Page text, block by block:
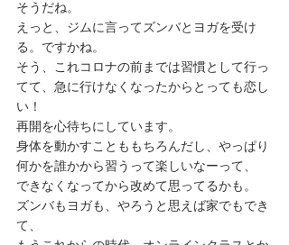
そうだね。
えっと、ジムに言ってズンバとヨガを受け
る。ですかね。
そう、これコロナの前までは習慣として行っ
てて、急に行けなくなったからとっても恋し
い！
再開を心待ちにしています。
身体を動かすことももちろんだし、やっぱり
何かを誰かから習うって楽しいなーって、
できなくなってから改めて思ってるかも。
ズンバもヨガも、やろうと思えば家でもでき
て、